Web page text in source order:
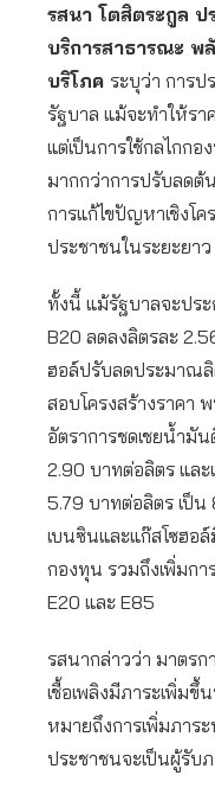
รสนา โตสิตระกูล
บริการสาธารณะ พ
บริโภค ระบุว่า การป
รัฐบาล แม้จะทำให้ร
แต่เป็นการใช้กลไกกอ
มากกว่าการปรับลดต้
การแก้ไขปัญหาเชิงโ
ประชาชนในระยะยาว
ทั้งนี้ แม้รัฐบาลจะปร
B20 ลดลงลิตรละ
ฮอล์ปรับลดประมาณลิ
สอบโครงสร้างราคา
อัตราการชดเชยน้ำมัน
2.90 บาทต่อลิตร และ
5.79 บาทต่อลิตร เป็
เบนซินและแก๊สโซฮอล์
กองทุน รวมถึงเพิ่มก
E20 และ E85
รสนากล่าวว่า มาตร
เชื้อเพลิงมีภาระเพิ่ม
หมายถึงการเพิ่มภาร
ประชาชนจะเป็นผู้รับ